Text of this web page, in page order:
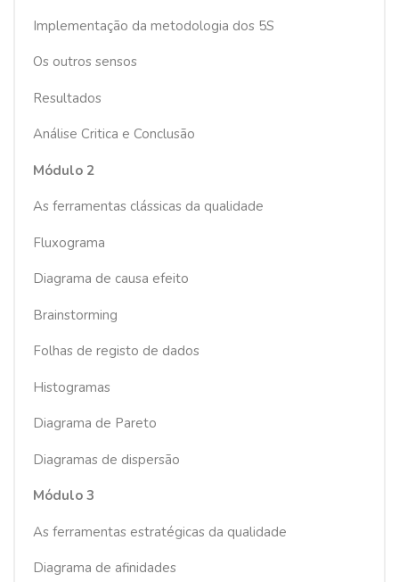
Implementação da metodologia dos 5S
Os outros sensos
Resultados
Análise Critica e Conclusão
Módulo 2
As ferramentas clássicas da qualidade
Fluxograma
Diagrama de causa efeito
Brainstorming
Folhas de registo de dados
Histogramas
Diagrama de Pareto
Diagramas de dispersão
Módulo 3
As ferramentas estratégicas da qualidade
Diagrama de afinidades